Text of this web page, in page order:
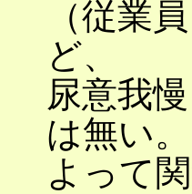
（従業
ど、
尿意我
は無い。
よって